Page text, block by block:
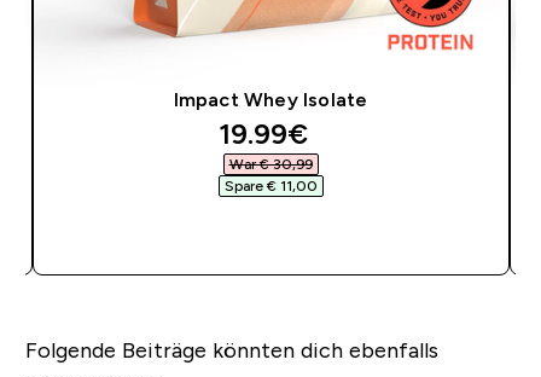
Impact Whey Isolate
discounted price
19.99€‎
War € 30,99‎
Spare € 11,00‎
Folgende Beiträge könnten dich ebenfalls